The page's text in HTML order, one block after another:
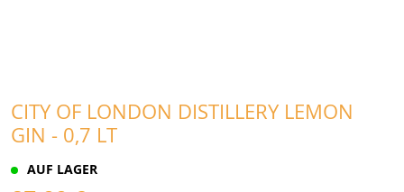
CITY OF LONDON DISTILLERY LEMON
GIN - 0,7 LT
AUF LAGER